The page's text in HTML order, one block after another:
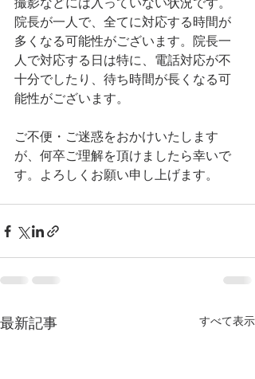
撮影などには入っていない状況です。
院長が一人で、全てに対応する時間が
多くなる可能性がございます。院長一
人で対応する日は特に、電話対応が不
十分でしたり、待ち時間が長くなる可
能性がございます。
ご不便・ご迷惑をおかけいたします
が、何卒ご理解を頂けましたら幸いで
す。よろしくお願い申し上げます。
最新記事 すべて表示